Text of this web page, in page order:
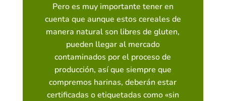
Pero es muy importante tener en
cuenta que aunque estos cereales de
manera natural son libres de gluten,
pueden llegar al mercado
contaminados por el proceso de
producción, así que siempre que
compremos harinas, deberán estar
certificadas o etiquetadas como «sin